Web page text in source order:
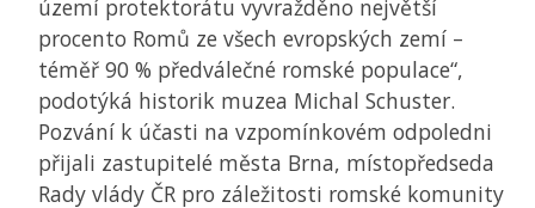
území protektorátu vyvražděno největší
procento Romů ze všech evropských zemí –
téměř 90 % předválečné romské populace“,
podotýká historik muzea Michal Schuster.
Pozvání k účasti na vzpomínkovém odpoledni
přijali zastupitelé města Brna, místopředseda
Rady vlády ČR pro záležitosti romské komunity